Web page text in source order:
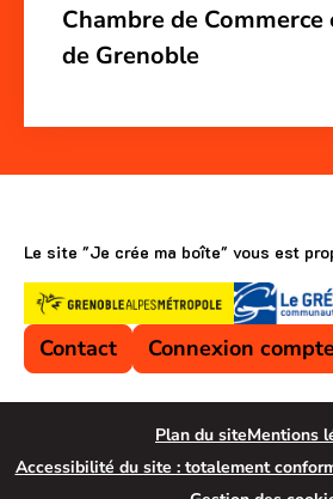
Chambre de
de Grenoble
Le site "Je crée ma boîte" vous est
Contact Connexion
Plan du siteMentions
Accessibilité du site : totalement